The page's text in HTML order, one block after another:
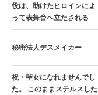
役は、助けたヒロインによ
って表舞台へ立たされる
秘密法人デスメイカー
祝・聖女になれませんでし
た。 このままステルスした